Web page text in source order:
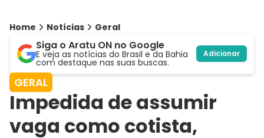
Home Notícias Geral
Siga o Aratu ON no Google
E veja as notícias do Brasil e da Bahia
com destaque nas suas buscas.
Adicionar
GERAL
Impedida de assumir
vaga como cotista,